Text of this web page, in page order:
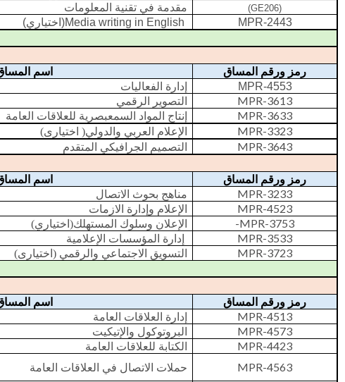
(GE206) مقدمة في تقنية المعلومات
MPR-2443
Media writing in English(اختياري)
رمز ورقم المساق اسم
MPR-4553
إدارة الفعاليات
MPR-3613 التصوير الرقمي
MPR-3633
إنتاج المواد السمعبصرية للعلاقات العامة
MPR-3323
الإعلام العربي والدولي( اختيارى)
MPR-3643
التصميم الجرافيكي المتقدم
رمز ورقم المساق سم
MPR-3233 مناهج بحوث الاتصال
MPR-4523
الإعلام وإدارة الازمات
-MPR-3753
الإعلان وسلوك المستهلك(اختياري)
MPR-3533
إدارة المؤسسات الإعلامية
MPR-3723
التسويق الاجتماعي والرقمي (اختيارى)
رمز ورقم المساق اسم
MPR-4513 إدارة العلاقات العامة
MPR-4573
البروتوكول والإتيكيت
MPR-4423
الكتابة للعلاقات العامة
MPR-4563
حملات الاتصال في العلاقات العامة